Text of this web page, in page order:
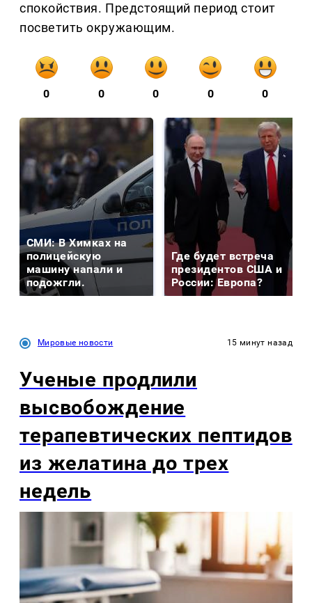
спокойствия. Предстоящий период стоит
посветить окружающим.
0 0 0 0 0
СМИ: В Химках на
полицейскую
машину напали и
подожгли.
Где будет встреча
президентов США и
России: Европа?
Мировые новости 15 минут назад
Ученые продлили
высвобождение
терапевтических пептидов
из желатина до трех
недель